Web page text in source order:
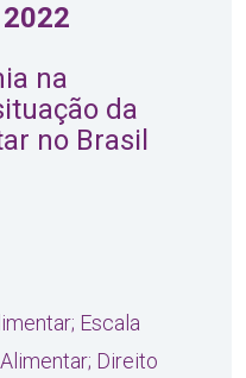
na
da
no Brasil
Escala
Direito